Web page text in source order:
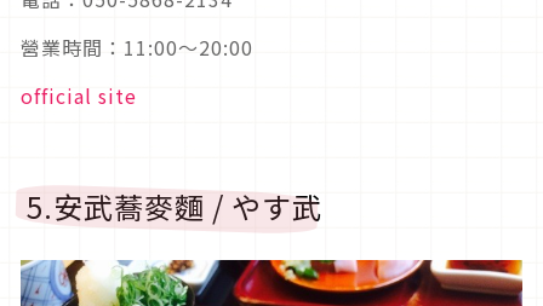
營業時間：11:00～20:00
official site
5.安武蕎麥麵 / やす武